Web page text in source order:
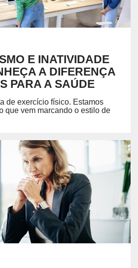
E INATIVIDADE
A DIFERENÇA
PARA A SAÚDE
de exercício físico. Estamos
que vem marcando o estilo de